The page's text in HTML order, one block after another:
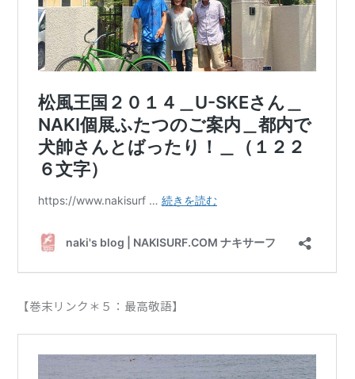
【巻末リンク＊５：最高敬語】